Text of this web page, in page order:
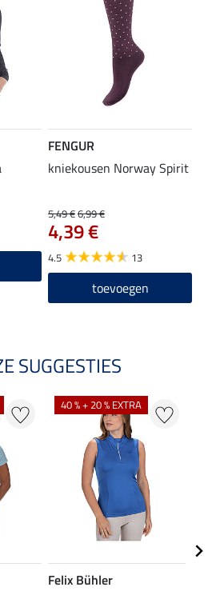
FENGUR
kniekousen Norway Spirit
5,49 €6,99 €
4,39 €
4.5 13
toevoegen
SUGGESTIES
40 % + 20 % EXTRA
Felix Bühler